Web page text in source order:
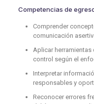
Competencias de
Comprender
comunicación
Aplicar
control según el
Interpretar
responsables y
Reconocer errores